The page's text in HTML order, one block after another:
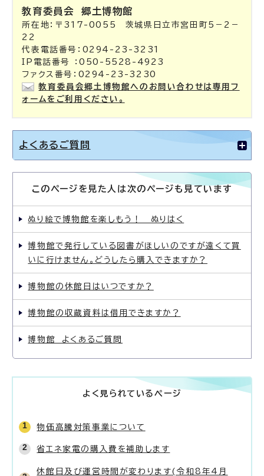
教育委員会郷土博物館
所在地：〒317-0055 茨城県日立市宮田町5－2－
22
代表電話番号：0294-23-3231
IP電話番号 ：050-5528-4923
ファクス番号：0294-23-3230
教育委員会郷土博物館へのお問い合わせは専用フ
ォームをご利用ください。
よくあるご質問
このページを見た人は次のページも見ています
ぬり絵で博物館を楽しもう！ ぬりはく
博物館で発行している図書がほしいのですが遠くて買
いに行けません。どうしたら購入できますか？
博物館の休館日はいつですか？
博物館の収蔵資料は借用できますか？
博物館 よくあるご質問
よく見られているページ
物価高騰対策事業について
省エネ家電の購入費を補助します
休館日及び運営時間が変わります(令和8年4月